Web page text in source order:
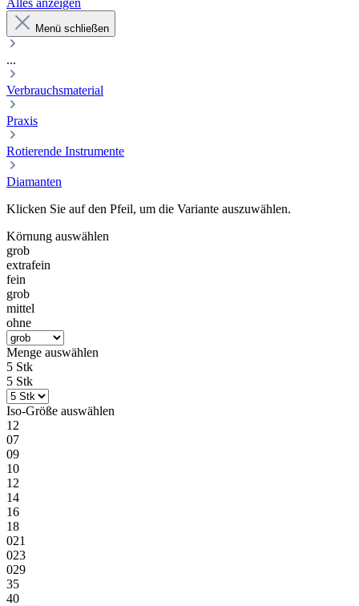
Alles anzeigen
Menü schließen
...
Verbrauchsmaterial
Praxis
Rotierende Instrumente
Diamanten
Klicken Sie auf den Pfeil, um die Variante auszuwählen.
Körnung auswählen
grob
extrafein
fein
grob
mittel
ohne
Menge auswählen
5 Stk
5 Stk
Iso-Größe auswählen
12
07
09
10
12
14
16
18
021
023
029
35
40